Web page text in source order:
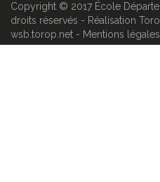
Copyright © 2017 École
droits réservés - Réalisation
wsb.torop.net - Mentions légales